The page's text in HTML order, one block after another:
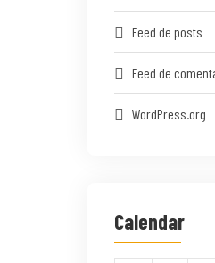
Feed de posts
Feed de
WordPress.org
Calendar